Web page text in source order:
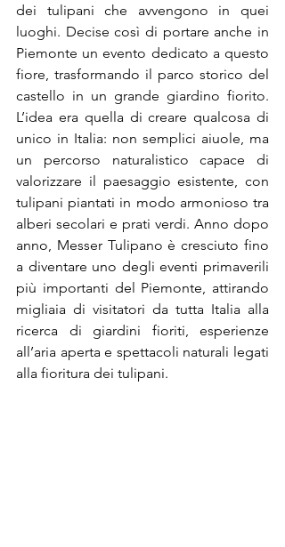
dei tulipani che avvengono in quei
luoghi. Decise così di portare anche in
Piemonte un evento dedicato a questo
fiore, trasformando il parco storico del
castello in un grande giardino fiorito.
L’idea era quella di creare qualcosa di
unico in Italia: non semplici aiuole, ma
un percorso naturalistico capace di
valorizzare il paesaggio esistente, con
tulipani piantati in modo armonioso tra
alberi secolari e prati verdi. Anno dopo
anno, Messer Tulipano è cresciuto fino
a diventare uno degli eventi primaverili
più importanti del Piemonte, attirando
migliaia di visitatori da tutta Italia alla
ricerca di giardini fioriti, esperienze
all’aria aperta e spettacoli naturali legati
alla fioritura dei tulipani.